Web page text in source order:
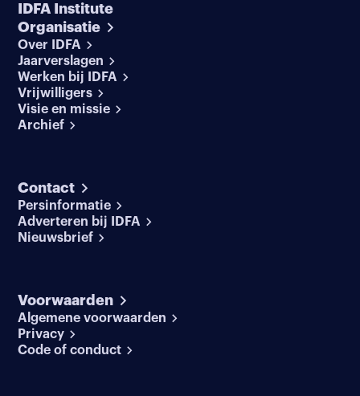
IDFA Institute
Organisatie
Over IDFA
Jaarverslagen
Werken bij IDFA
Vrijwilligers
Visie en missie
Archief
Contact
Persinformatie
Adverteren bij IDFA
Nieuwsbrief
Voorwaarden
Algemene voorwaarden
Privacy
Code of conduct